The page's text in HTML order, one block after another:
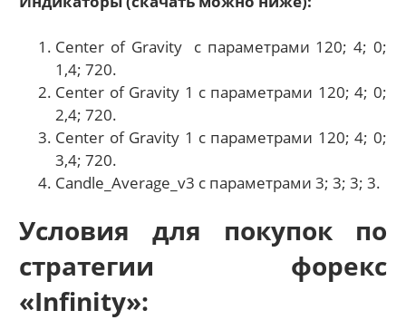
Center of Gravity с параметрами 120; 4; 0;
1,4; 720.
Center of Gravity 1 с параметрами 120; 4; 0;
2,4; 720.
Center of Gravity 1 с параметрами 120; 4; 0;
3,4; 720.
Candle_Average_v3 с параметрами 3; 3; 3; 3.
Условия для покупок по
стратегии форекс
«Infinity»: